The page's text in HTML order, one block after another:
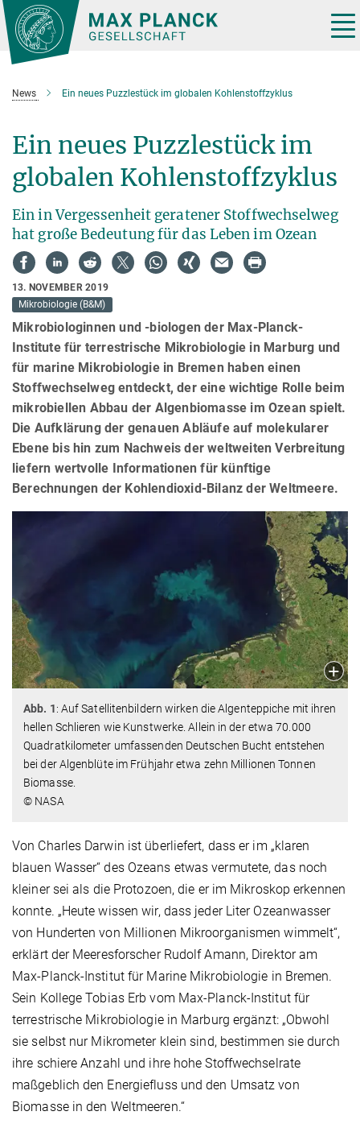
Hauptinhalt
News Ein neues Puzzlestück im globalen Kohlenstoffzyklus
Ein neues Puzzlestück im
globalen Kohlenstoffzyklus
Ein in Vergessenheit geratener Stoffwechselweg
hat große Bedeutung für das Leben im Ozean
13. NOVEMBER 2019
Mikrobiologie (B&M)
Mikrobiologinnen und -biologen der Max-Planck-
Institute für terrestrische Mikrobiologie in Marburg und
für marine Mikrobiologie in Bremen haben einen
Stoffwechselweg entdeckt, der eine wichtige Rolle beim
mikrobiellen Abbau der Algenbiomasse im Ozean spielt.
Die Aufklärung der genauen Abläufe auf molekularer
Ebene bis hin zum Nachweis der weltweiten Verbreitung
liefern wertvolle Informationen für künftige
Berechnungen der Kohlendioxid-Bilanz der Weltmeere.
Abb. 1: Auf Satellitenbildern wirken die Algenteppiche mit ihren
hellen Schlieren wie Kunstwerke. Allein in der etwa 70.000
Quadratkilometer umfassenden Deutschen Bucht entstehen
bei der Algenblüte im Frühjahr etwa zehn Millionen Tonnen
Biomasse.
© NASA
Von Charles Darwin ist überliefert, dass er im „klaren
blauen Wasser“ des Ozeans etwas vermutete, das noch
kleiner sei als die Protozoen, die er im Mikroskop erkennen
konnte. „Heute wissen wir, dass jeder Liter Ozeanwasser
von Hunderten von Millionen Mikroorganismen wimmelt“,
erklärt der Meeresforscher Rudolf Amann, Direktor am
Max-Planck-Institut für Marine Mikrobiologie in Bremen.
Sein Kollege Tobias Erb vom Max-Planck-Institut für
terrestrische Mikrobiologie in Marburg ergänzt: „Obwohl
sie selbst nur Mikrometer klein sind, bestimmen sie durch
ihre schiere Anzahl und ihre hohe Stoffwechselrate
maßgeblich den Energiefluss und den Umsatz von
Biomasse in den Weltmeeren.“